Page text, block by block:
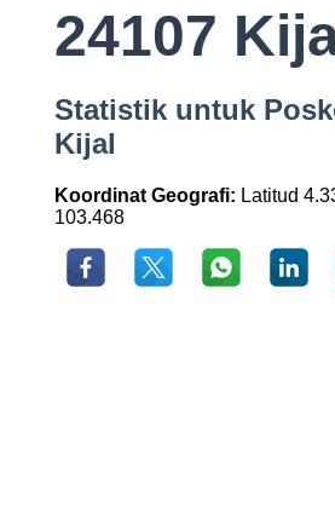
24107
Statistik untuk
Kijal
Koordinat Geografi: Latitud
103.468